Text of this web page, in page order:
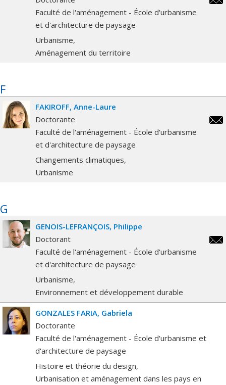
Faculté de l'aménagement - École d'urbanisme
et d'architecture de paysage
Urbanisme
Aménagement du territoire
F
FAKIROFF Anne-Laure
Doctorante
Faculté de l'aménagement - École d'urbanisme
et d'architecture de paysage
Changements climatiques
Urbanisme
G
GENOIS-LEFRANÇOIS Philippe
Doctorant
Faculté de l'aménagement - École d'urbanisme
et d'architecture de paysage
Urbanisme
Environnement et développement durable
GONZALES FARIA Gabriela
Doctorante
Faculté de l'aménagement - École d'urbanisme et
d'architecture de paysage
Histoire et théorie du design
Urbanisation et aménagement dans les pays en